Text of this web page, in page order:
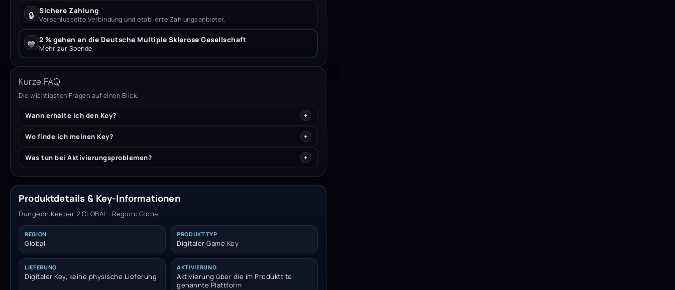
🔒 Sichere Zahlung
Verschlüsselte Verbindung und etablierte Zahlungsanbieter.
💙 2 % gehen an die Deutsche Multiple Sklerose Gesellschaft
Mehr zur Spende
Kurze FAQ
Die wichtigsten Fragen auf einen Blick.
Wann erhalte ich den Key?
Wo finde ich meinen Key?
Was tun bei Aktivierungsproblemen?
Produktdetails & Key-Informationen
Dungeon Keeper 2 GLOBAL · Region: Global
REGION
Global
PRODUKTTYP
Digitaler Game Key
LIEFERUNG
Digitaler Key, keine physische Lieferung
AKTIVIERUNG
Aktivierung über die im Produkttitel
genannte Plattform